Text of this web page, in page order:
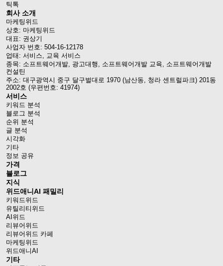
틱톡
회사 소개
마케팅위드
상호: 마케팅위드
대표: 권상기
사업자 번호: 504-16-12178
업태: 서비스, 교육 서비스
종목: 소프트웨어개발, 광고대행, 소프트웨어개발 교육, 소프트웨어개발
컨설틴
주소: 대구광역시 중구 달구벌대로 1970 (남산동, 청라 센트럴파크) 201동
2002호 (우편번호: 41974)
서비스
키워드 분석
블로그 분석
순위 분석
글 분석
시각화
기타
정보 공유
가격
블로그
지식
위드애니AI 패밀리
키워드위드
유틸리티위드
AI위드
리뷰어위드
리뷰어위드 카페
마케팅위드
위드애니AI
기타